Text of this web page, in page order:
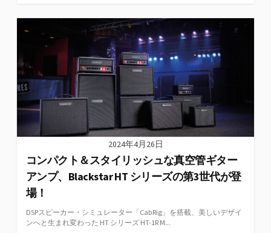
ゴ
2024年4月26日
コンパクト＆スタイリッシュな真空管ギター
アンプ、Blackstar HT シリーズの第3世代が登
場！
DSPスピーカー・シミュレーター「CabRig」を搭載、美しいデザイ
ンへと生まれ変わった HT シリーズ HT-1R M...